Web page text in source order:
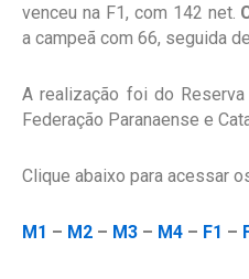
venceu na F1, com 142 net.
a campeã com 66, seguida
A realização foi do
Federação Paranaense e
Clique abaixo para acessar
M1 – M2 – M3 – M4 – F1 –